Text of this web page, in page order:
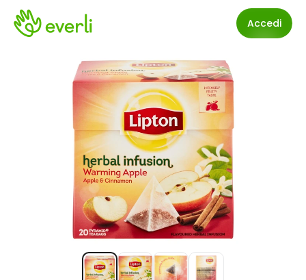
Accedi